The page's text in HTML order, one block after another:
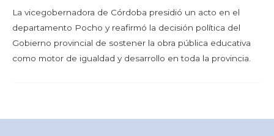
La vicegobernadora de Córdoba presidió un acto en el
departamento Pocho y reafirmó la decisión política del
Gobierno provincial de sostener la obra pública educativa
como motor de igualdad y desarrollo en toda la provincia.